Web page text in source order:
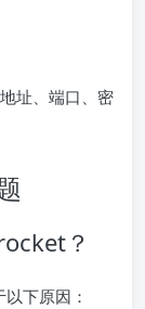
址、端口、密
？
下原因：